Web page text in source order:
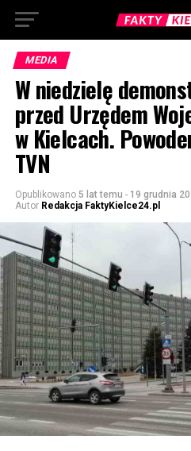
MEDIA
W niedzielę
przed Urzędem
w Kielcach.
TVN
Opublikowano 5 lat temu - 19 grudnia
Autor Redakcja FaktyKielce24.pl